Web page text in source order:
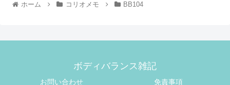
ホーム コリオメモ BB104
ボディバランス雑記
お問い合わせ 免責事項